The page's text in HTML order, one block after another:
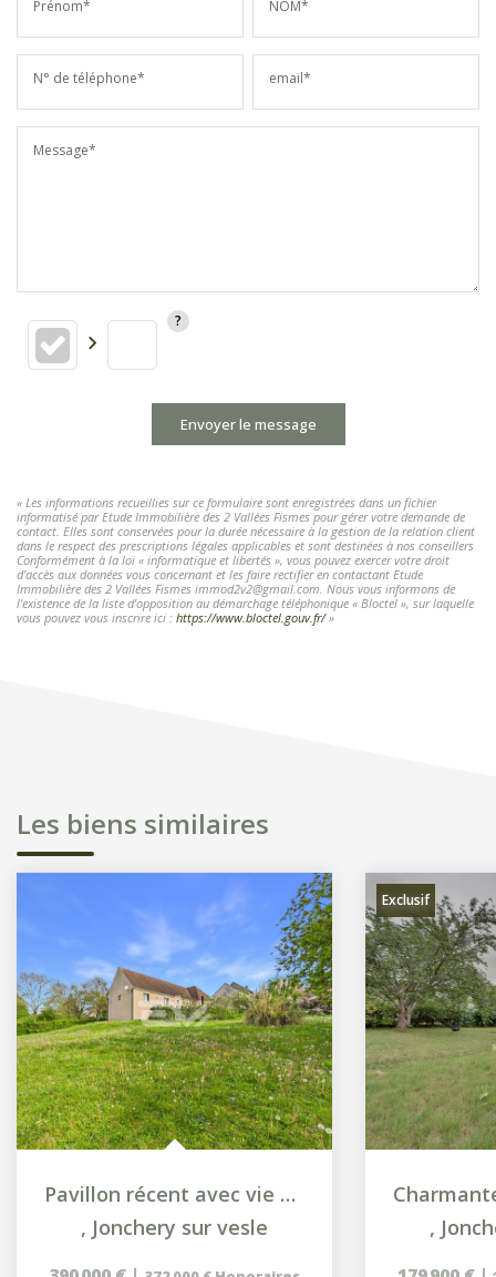
Prénom* NOM*
N° de téléphone* email*
Message*
Envoyer le message
« Les informations recueillies sur ce formulaire sont enregistrées dans un fichier
informatisé par Etude Immobilière des 2 Vallées Fismes pour gérer votre demande de
contact. Elles sont conservées pour la durée nécessaire à la gestion de la relation client
dans le respect des prescriptions légales applicables et sont destinées à nos conseillers
Conformément à la loi « informatique et libertés », vous pouvez exercer votre droit
d'accès aux données vous concernant et les faire rectifier en contactant Etude
Immobilière des 2 Vallées Fismes immod2v2@gmail.com. Nous vous informons de
l'existence de la liste d'opposition au démarchage téléphonique « Bloctel », sur laquelle
vous pouvez vous inscrire ici : https://www.bloctel.gouv.fr/»
Les biens similaires
Pavillon récent avec vie de plain-pied, sous-sol complet et...
, Jonchery sur vesle
Exclusif
,